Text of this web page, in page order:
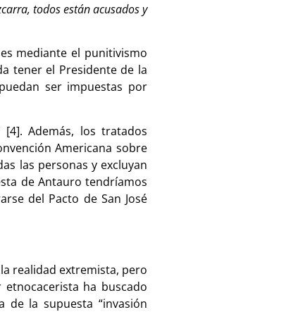
todos están acusados y
mediante el punitivismo
tener el Presidente de la
ser impuestas por
Además, los tratados
Americana sobre
las personas y excluyan
de Antauro tendríamos
del Pacto de San José
realidad extremista, pero
ha buscado
la supuesta “invasión